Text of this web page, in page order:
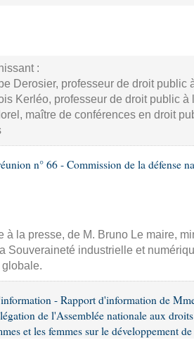
:
Derosier, professeur de droit public
Kerléo, professeur de droit public
maître de conférences en droit
n° 66 - Commission de la défense
à la presse, de M. Bruno Le maire,
Souveraineté industrielle et
- Rapport d'information de
de l'Assemblée nationale aux
et les femmes sur le développement